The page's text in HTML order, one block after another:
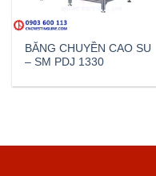
BĂNG CHUYỀN CAO SU
– SM PDJ 1330